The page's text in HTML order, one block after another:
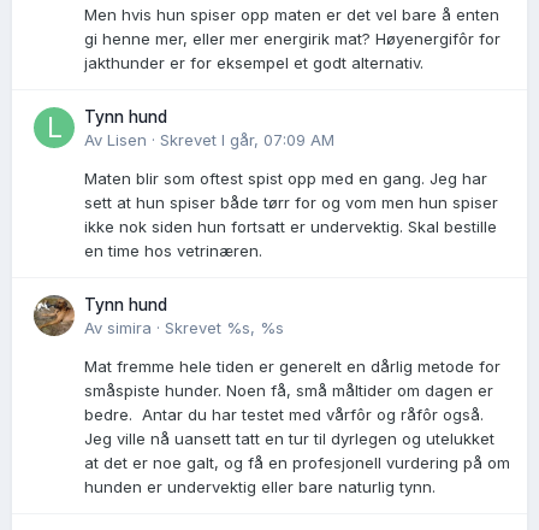
Men hvis hun spiser opp maten er det vel bare å enten
gi henne mer, eller mer energirik mat? Høyenergifôr for
jakthunder er for eksempel et godt alternativ.
Tynn hund
Av Lisen · Skrevet I går, 07:09 AM
Maten blir som oftest spist opp med en gang. Jeg har
sett at hun spiser både tørr for og vom men hun spiser
ikke nok siden hun fortsatt er undervektig. Skal bestille
en time hos vetrinæren.
Tynn hund
Av simira · Skrevet %s, %s
Mat fremme hele tiden er generelt en dårlig metode for
småspiste hunder. Noen få, små måltider om dagen er
bedre. Antar du har testet med vårfôr og råfôr også.
Jeg ville nå uansett tatt en tur til dyrlegen og utelukket
at det er noe galt, og få en profesjonell vurdering på om
hunden er undervektig eller bare naturlig tynn.